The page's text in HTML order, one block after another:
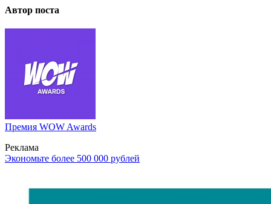
Автор поста
Премия WOW Awards
Реклама
Экономьте более 500 000 рублей